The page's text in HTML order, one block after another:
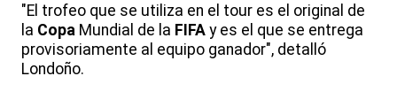
"El trofeo que se utiliza en el tour es el original de
la Copa Mundial de la FIFA y es el que se entrega
provisoriamente al equipo ganador", detalló
Londoño.